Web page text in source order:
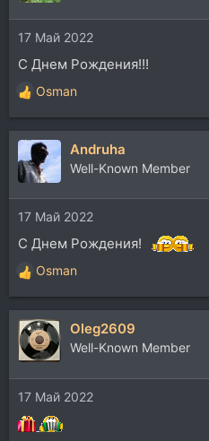
и
и
:17 Май 2022
C Днем Рождения!!!
Р
е
а
ц
и
и
:
Osman
Andruha
Well-Known Member
17 Май 2022
С Днем Рождения!
Р
е
а
к
ц
и
и
:
Osman
Oleg2609
Well-Known Member
17 Май 2022